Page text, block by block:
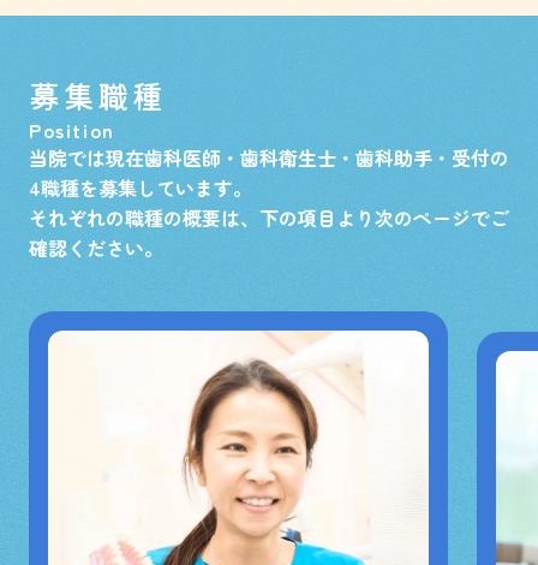
募集職種
Position
当院では現在歯科医師・歯科衛生士・歯科助手・受付の
4職種を募集しています。
それぞれの職種の概要は、下の項目より次のページでご
確認ください。